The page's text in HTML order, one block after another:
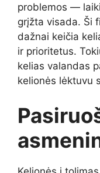
problemos —
grįžta visada. Ši
dažnai keičia
ir prioritetus.
kelias valandas
kelionės lėktuvu